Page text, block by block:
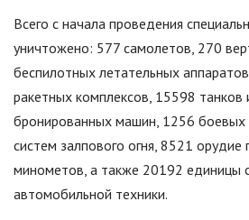
Всего с начала проведения
уничтожено: 577 самолетов, 270
беспилотных летательных
ракетных комплексов, 15598 танков
бронированных машин, 1256
систем залпового огня, 8521 орудие
минометов, а также 20192 единицы
автомобильной техники.